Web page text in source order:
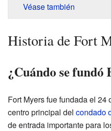
Véase también
Historia de Fort
¿Cuándo se fundó
Fort Myers fue fundada el 24
centro principal del condado
de entrada importante para